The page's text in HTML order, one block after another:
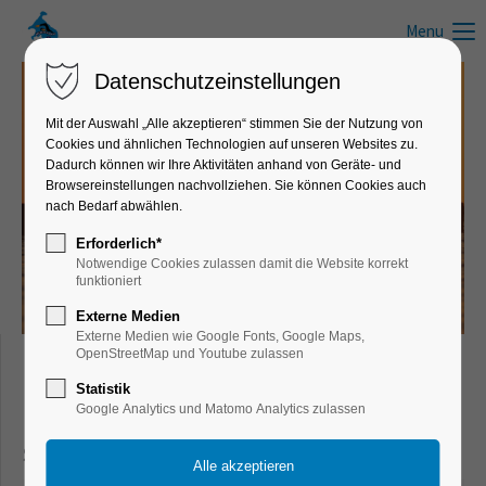
Menu
News zum Schwimmen, Wandern, Laufen, Radfahren und anderen
Freizeitaktivitäten
Infos, Tipps & Tricks
Freizeit- & Sportnews für Schwimmer,
Läufer, Wanderer, Radfahrer und aktive
Sportler
Datenschutzeinstellungen
Mit der Auswahl „Alle akzeptieren“ stimmen Sie der Nutzung von
Cookies und ähnlichen Technologien auf unseren Websites zu.
Dadurch können wir Ihre Aktivitäten anhand von Geräte- und
Browsereinstellungen nachvollziehen. Sie können Cookies auch
nach Bedarf abwählen.
Erforderlich*
Notwendige Cookies zulassen damit die Website korrekt
funktioniert
Externe Medien
Externe Medien wie Google Fonts, Google Maps,
OpenStreetMap und Youtube zulassen
Statistik
Google Analytics und Matomo Analytics zulassen